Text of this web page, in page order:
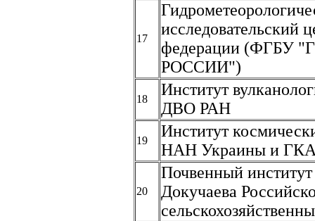
17
исследовательский
федерации (ФГБУ
РОССИИ")
18
Институт
ДВО РАН
19
Институт
НАН Украины и
20
Почвенный
Докучаева